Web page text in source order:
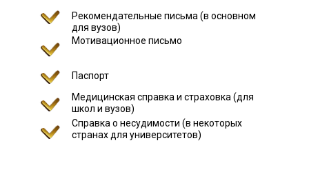
Рекомендательные письма (в основном
для вузов)
Мотивационное письмо
Паспорт
Медицинская справка и страховка (для
школ и вузов)
Справка о несудимости (в некоторых
странах для университетов)